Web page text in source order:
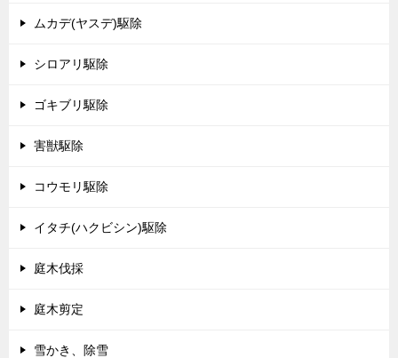
ムカデ(ヤスデ)駆除
シロアリ駆除
ゴキブリ駆除
害獣駆除
コウモリ駆除
イタチ(ハクビシン)駆除
庭木伐採
庭木剪定
雪かき、除雪